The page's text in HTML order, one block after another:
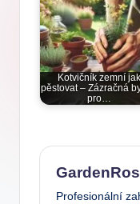
Kotvičník zemní jak
pěstovat – Zázračná
pro…
Profesionální